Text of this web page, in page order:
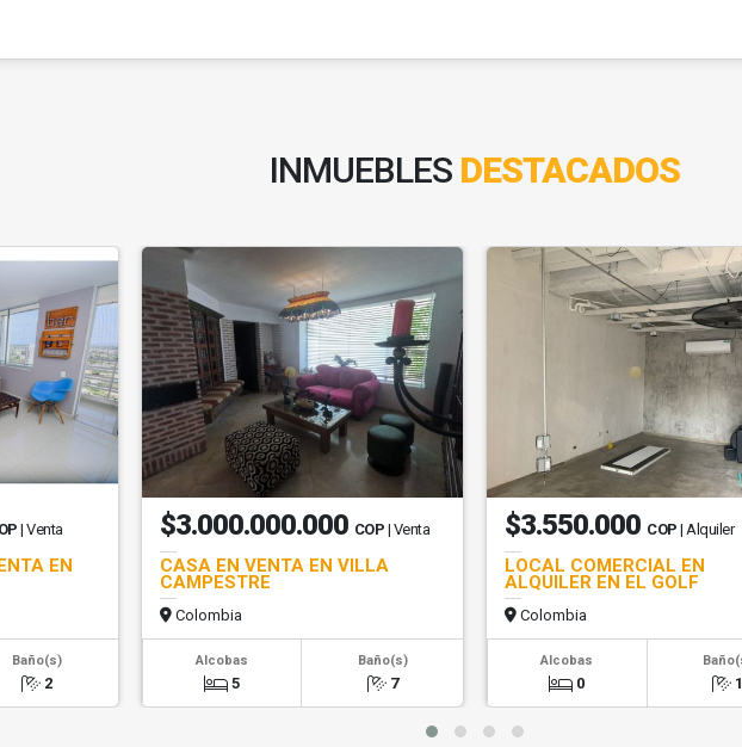
INMUEBLES DESTACADOS
| Venta
EN
Baño(s)
2
$3.000.000.000 COP | Venta
CASA EN VENTA EN VILLA
CAMPESTRE
Colombia
Alcobas
5
Baño(s)
7
$3.550.000 COP | Alquiler
LOCAL COMERCIAL EN
ALQUILER EN EL GOLF
Colombia
Alcobas
0 1